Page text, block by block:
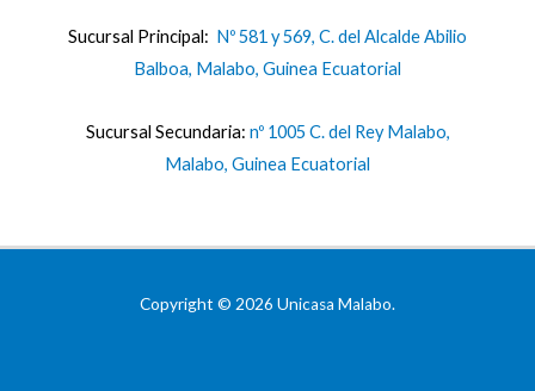
Sucursal Principal: Nº 581 y 569, C. del Alcalde Abilio
Balboa, Malabo, Guinea Ecuatorial
Sucursal Secundaria: nº 1005 C. del Rey Malabo,
Malabo, Guinea Ecuatorial
Copyright © 2026 Unicasa Malabo.